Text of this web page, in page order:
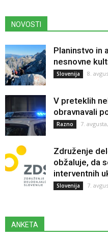
NOVOSTI
Planinstvo in
nesnovne
Slovenija 8.
V preteklih
obravnavali
Razno 7.
Združenje
obžaluje, da
interventnih
Slovenija 7.
ANKETA